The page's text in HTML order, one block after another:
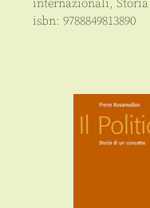
internazionali,
isbn: 9788849813890